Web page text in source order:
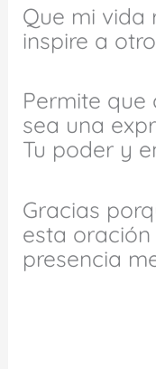
Que mi vida
inspire a
Permite
sea una
Tu poder y
Gracias
esta
presencia